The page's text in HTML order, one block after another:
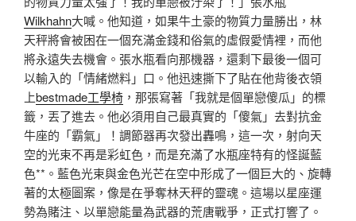
Wilkhahn大喊。他知道，如果牛土豪的物質力量勝出，林
天秤將會被困在一個充滿金錢和俗氣的虛假愛情裡，而他
將永遠失去機會。張水瓶看向那機器，還剩下最後一個可
以輸入的「情緒燃料」口。他迅速撕下了貼在他背後衣領
上bestmade工學椅 ，那張寫著「我就是個單戀傻瓜」的標
籤，丟了進去。他必須用自己最真實的「傻氣」去對抗金
牛座的「霸氣」！調節器再次發出轟鳴，這一次，射向天
空的光束不再是彩虹色，而是充滿了水瓶座特有的怪誕藍
色**。藍色光束與金色光芒在空中形成了一個巨大的、旋轉
著的太極圖案，像是在爭奪林天秤的靈魂。這場以星座運
勢為賭注、以單戀能量為武器的荒唐戰爭，正式打響了。